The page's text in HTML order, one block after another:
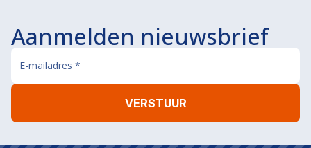
Aanmelden nieuwsbrief